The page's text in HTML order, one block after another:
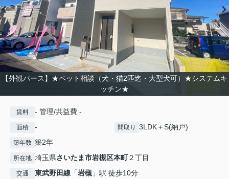
【外観パース】★ペット相談（犬・猫2匹迄・大型犬可）★システムキ
ッチン★
賃料 - 管理/共益費 -
面積 - 間取り 3LDK＋S(納戸)
築年数 築2年
所在地 埼玉県さいたま市岩槻区本町２丁目
交通 東武野田線 「岩槻 」駅 徒歩10分